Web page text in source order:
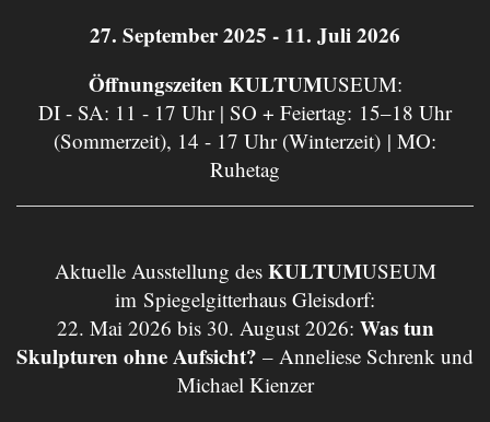
27. September 2025 - 11. Juli 2026
Öffnungszeiten KULTUMUSEUM:
DI - SA: 11 - 17 Uhr | SO + Feiertag: 15–18 Uhr
(Sommerzeit), 14 - 17 Uhr (Winterzeit) | MO:
Ruhetag
Aktuelle Ausstellung des KULTUMUSEUM
im Spiegelgitterhaus Gleisdorf:
22. Mai 2026 bis 30. August 2026: Was tun
Skulpturen ohne Aufsicht? – Anneliese Schrenk und
Michael Kienzer